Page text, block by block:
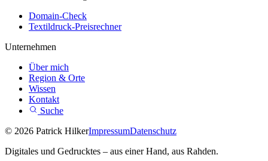
Domain-Check
Textildruck-Preisrechner
Unternehmen
Über mich
Region & Orte
Wissen
Kontakt
Suche
© 2026 Patrick HilkerImpressumDatenschutz
Digitales und Gedrucktes – aus einer Hand, aus Rahden.